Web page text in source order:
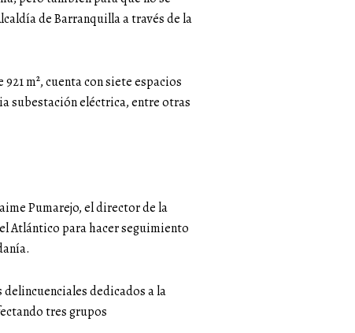
de Barranquilla a través de la
m², cuenta con siete espacios
subestación eléctrica, entre otras
Pumarejo, el director de la
Atlántico para hacer seguimiento
delincuenciales dedicados a la
tres grupos